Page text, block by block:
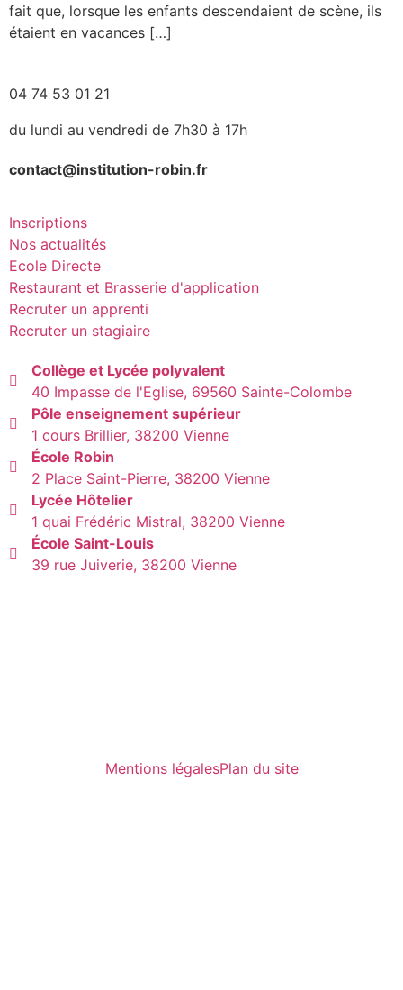
fait que, lorsque les enfants descendaient de scène, ils
étaient en vacances […]
04 74 53 01 21
du lundi au vendredi de 7h30 à 17h
contact@institution-robin.fr
Inscriptions
Nos actualités
Ecole Directe
Restaurant et Brasserie d'application
Recruter un apprenti
Recruter un stagiaire
Collège et Lycée polyvalent
40 Impasse de l'Eglise, 69560 Sainte-Colombe
Pôle enseignement supérieur
1 cours Brillier, 38200 Vienne
École Robin
2 Place Saint-Pierre, 38200 Vienne
Lycée Hôtelier
1 quai Frédéric Mistral, 38200 Vienne
École Saint-Louis
39 rue Juiverie, 38200 Vienne
Mentions légalesPlan du site